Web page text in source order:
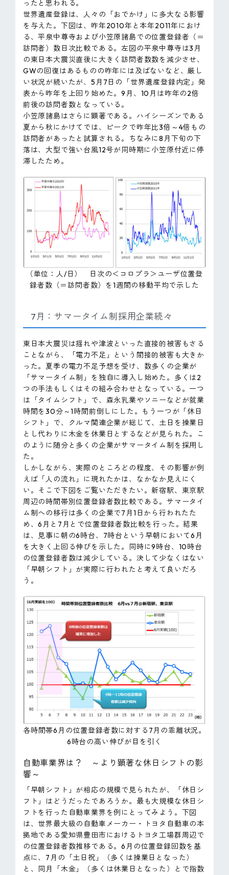
ったと思われる。
世界遺産登録は、人々の「おでかけ」に多大なる影響
を与えた。下図は、昨年2010年と本年2011年におけ
る、平泉中尊寺および小笠原諸島での位置登録者（＝
訪問者）数日次比較である。左図の平泉中尊寺は3月
の東日本大震災直後に大きく訪問者数数を減少させ、
GWの回復はあるものの昨年には及ばないなど、厳し
い状況が続いたが、5月7日の「世界遺産登録内定」発
表から昨年を上回り始めた。9月、10月は昨年の2倍
前後の訪問者数となっている。
小笠原諸島はさらに顕著である。ハイシーズンである
夏から秋にかけてでは、ピークで昨年比3倍～4倍もの
訪問者があったと試算される。ちなみに8月下旬の下
落は、大型で強い台風12号が同時期に小笠原付近に停
滞したため。
（単位：人/日） 日次の＜コロプラ＞ユーザ位置登
録者数（＝訪問者数）を1週間の移動平均で示した
7月：サマータイム制採用企業続々
東日本大震災は揺れや津波といった直接的被害もさる
ことながら、「電力不足」という間接的被害も大きか
った。夏季の電力不足予想を受け、数多くの企業が
「サマータイム制」を独自に導入し始めた。多くは2
つの手法もしくはその組み合わせとなっている。一つ
は「タイムシフト」で、森永乳業やソニーなどが就業
時間を30分～1時間前倒しにした。もう一つが「休日
シフト」で、クルマ関連企業が総じて、土日を操業日
とし代わりに木金を休業日とするなどが見られた。こ
のように随分と多くの企業がサマータイム制を採用し
た。
しかしながら、実際のところどの程度、その影響が例
えば「人の流れ」に現れたかは、なかなか見えにく
い。そこで下図をご覧いただきたい。新宿駅、東京駅
周辺の時間帯別位置登録者数比較である。サマータイ
ム制への移行は多くの企業で7月1日から行われたた
め、6月と7月とで位置登録者数比較を行った。結果
は、見事に朝の6時台、7時台という早朝において6月
を大きく上回る伸びを示した。同時に9時台、10時台
の位置登録者数は減少している。決して少なくはない
「早朝シフト」が実際に行われたと考えて良いだろ
う。
各時間帯6月の位置登録者数に対する7月の乖離状況。
6時台の高い伸びが目を引く
自動車業界は？ ～より顕著な休日シフトの影
響～
「早朝シフト」が相応の規模で見られたが、「休日シ
フト」はどうだったであろうか。最も大規模な休日シ
フトを行った自動車業界を例にとってみよう。下図
は、世界最大級の自動車メーカー・トヨタ自動車の本
拠地である愛知県豊田市におけるトヨタ工場群周辺で
の位置登録者数推移である。6月の位置登録回数を基
点に、7月の「土日祝」（多くは操業日となった）
と、同月「木金」（多くは休業日となった）とで指数